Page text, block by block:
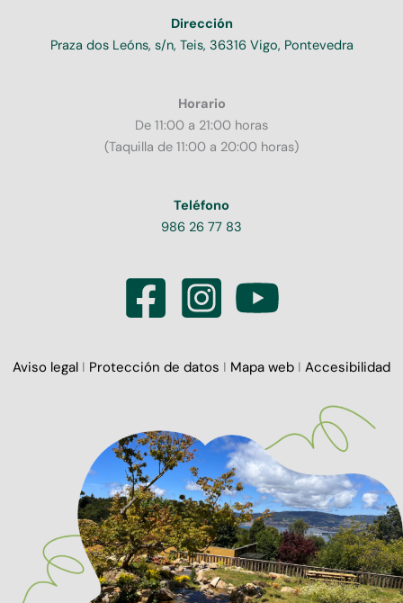
Dirección
Praza dos Leóns, s/n, Teis, 36316 Vigo, Pontevedra
Horario
De 11:00 a 21:00 horas
(Taquilla de 11:00 a 20:00 horas)
Teléfono
986 26 77 83
Aviso legal I Protección de datos I Mapa web I Accesibilidad